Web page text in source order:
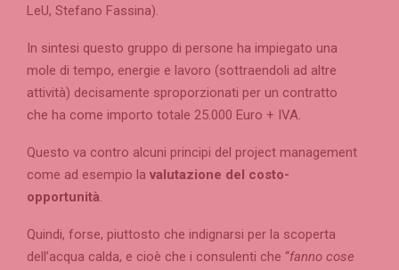
LeU, Stefano Fassina).
In sintesi questo gruppo di persone ha impiegato una
mole di tempo, energie e lavoro (sottraendoli ad altre
attività) decisamente sproporzionati per un contratto
che ha come importo totale 25.000 Euro + IVA.
Questo va contro alcuni principi del project management
come ad esempio la valutazione del costo-
opportunità.
Quindi, forse, piuttosto che indignarsi per la scoperta
dell’acqua calda, e cioè che i consulenti che “fanno cose